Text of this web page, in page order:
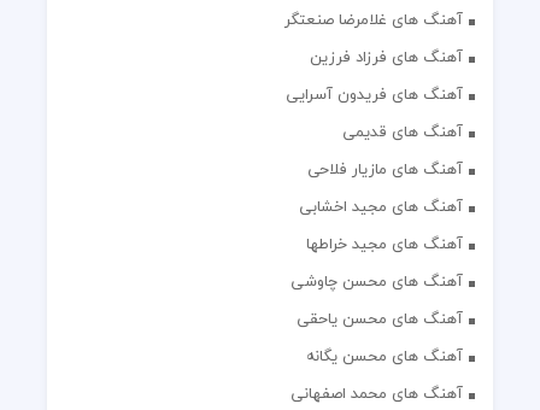
آهنگ های غلامرضا صنعتگر
آهنگ های فرزاد فرزین
آهنگ های فریدون آسرایی
آهنگ های قدیمی
آهنگ های مازیار فلاحی
آهنگ های مجید اخشابی
آهنگ های مجید خراطها
آهنگ های محسن چاوشی
آهنگ های محسن یاحقی
آهنگ های محسن یگانه
آهنگ های محمد اصفهانی